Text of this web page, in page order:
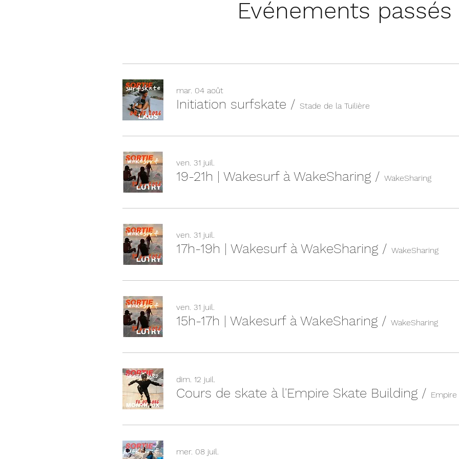
Evénements passés
mar. 04 août
Initiation surfskate / Stade de la Tuilière
ven. 31 juil.
19-21h | Wakesurf à WakeSharing / WakeSharing
ven. 31 juil.
17h-19h | Wakesurf à WakeSharing / WakeSharing
ven. 31 juil.
15h-17h | Wakesurf à WakeSharing / WakeSharing
dim. 12 juil.
Cours de skate à l'Empire Skate Building /
mer. 08 juil.